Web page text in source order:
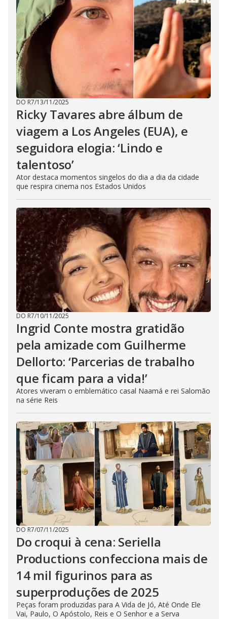
DO R7/13/11/2025
Ricky Tavares abre álbum de
viagem a Los Angeles (EUA), e
seguidora elogia: ‘Lindo e
talentoso’
Ator destaca momentos singelos do dia a dia da cidade
que respira cinema nos Estados Unidos
DO R7/10/11/2025
Ingrid Conte mostra gratidão
pela amizade com Guilherme
Dellorto: ‘Parcerias de trabalho
que ficam para a vida!’
Atores viveram o emblemático casal Naamá e rei Salomão
na série Reis
DO R7/07/11/2025
Do croqui à cena: Seriella
Productions confecciona mais de
14 mil figurinos para as
superproduções de 2025
Peças foram produzidas para A Vida de Jó, Até Onde Ele
Vai, Paulo, O Apóstolo, Reis e O Senhor e a Serva